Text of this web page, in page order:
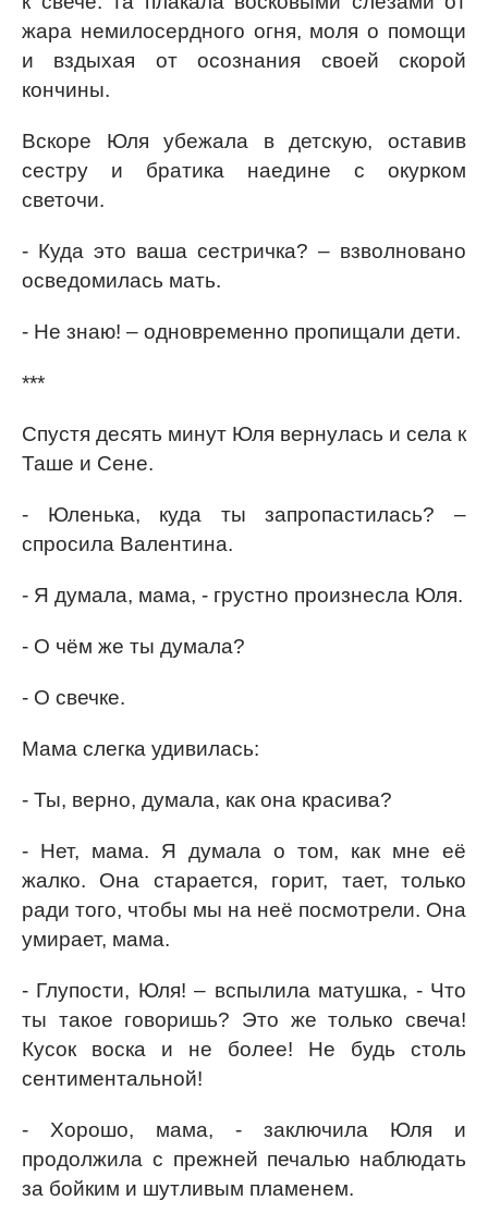
жара немилосердного огня, моля о помощи
и вздыхая от осознания своей скорой
кончины.
Вскоре Юля убежала в детскую, оставив
сестру и братика наедине с окурком
светочи.
- Куда это ваша сестричка? – взволновано
осведомилась мать.
- Не знаю! – одновременно пропищали дети.
***
Спустя десять минут Юля вернулась и села к
Таше и Сене.
- Юленька, куда ты запропастилась? –
спросила Валентина.
- Я думала, мама, - грустно произнесла Юля.
- О чём же ты думала?
- О свечке.
Мама слегка удивилась:
- Ты, верно, думала, как она красива?
- Нет, мама. Я думала о том, как мне её
жалко. Она старается, горит, тает, только
ради того, чтобы мы на неё посмотрели. Она
умирает, мама.
- Глупости, Юля! – вспылила матушка, - Что
ты такое говоришь? Это же только свеча!
Кусок воска и не более! Не будь столь
сентиментальной!
- Хорошо, мама, - заключила Юля и
продолжила с прежней печалью наблюдать
за бойким и шутливым пламенем.